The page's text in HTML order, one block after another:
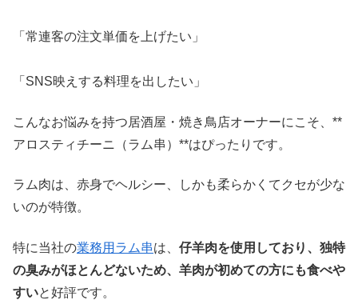
「常連客の注文単価を上げたい」
「SNS映えする料理を出したい」
こんなお悩みを持つ居酒屋・焼き鳥店オーナーにこそ、**
アロスティチーニ（ラム串）**はぴったりです。
ラム肉は、赤身でヘルシー、しかも柔らかくてクセが少な
いのが特徴。
特に当社の業務用ラム串は、 仔羊肉を使用しており、独特
の臭みがほとんどないため、羊肉が初めての方にも食べや
すいと好評です。